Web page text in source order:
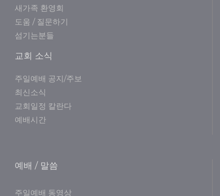
새가족 환영회
도움 / 질문하기
섬기는분들
교회 소식
주일예배 공지/주보
최신소식
교회일정 칼란다
예배시간
예배 / 말씀
주일예배 동영상